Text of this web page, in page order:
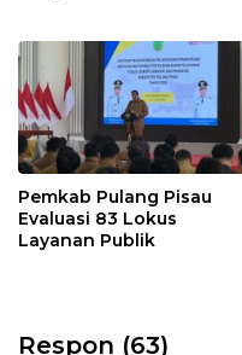
Pemkab Pulang Pisau
Evaluasi 83 Lokus
Layanan Publik
Respon (63)